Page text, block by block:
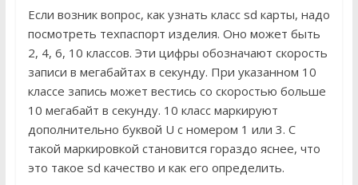
Если возник вопрос, как узнать класс sd карты, надо
посмотреть техпаспорт изделия. Оно может быть
2, 4, 6, 10 классов. Эти цифры обозначают скорость
записи в мегабайтах в секунду. При указанном 10
классе запись может вестись со скоростью больше
10 мегабайт в секунду. 10 класс маркируют
дополнительно буквой U с номером 1 или 3. С
такой маркировкой становится гораздо яснее, что
это такое sd качество и как его определить.